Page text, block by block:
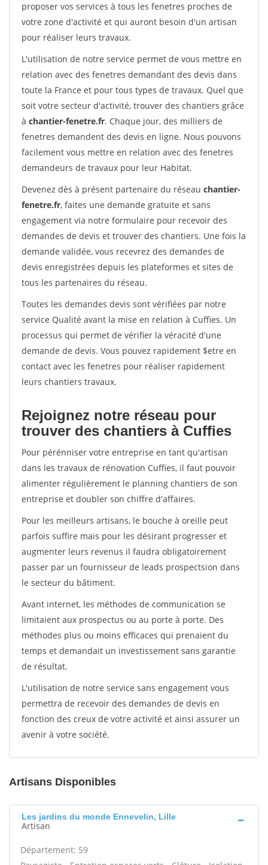
proposer vos services à tous les fenetres proches de
votre zone d'activité et qui auront besoin d'un artisan
pour réaliser leurs travaux.
L'utilisation de notre service permet de vous mettre en
relation avec des fenetres demandant des devis dans
toute la France et pour tous types de travaux. Quel que
soit votre secteur d'activité, trouver des chantiers grâce
à chantier-fenetre.fr. Chaque jour, des milliers de
fenetres demandent des devis en ligne. Nous pouvons
facilement vous mettre en relation avec des fenetres
demandeurs de travaux pour leur Habitat.
Devenez dès à présent partenaire du réseau chantier-
fenetre.fr, faites une demande gratuite et sans
engagement via notre formulaire pour recevoir des
demandes de devis et trouver des chantiers. Une fois la
demande validée, vous recevrez des demandes de
devis enregistrées depuis les plateformes et sites de
tous les partenaires du réseau.
Toutes les demandes devis sont vérifiées par notre
service Qualité avant la mise en relation à Cuffies. Un
processus qui permet de vérifier la véracité d'une
demande de devis. Vous pouvez rapidement $etre en
contact avec les fenetres pour réaliser rapidement
leurs chantiers travaux.
Rejoignez notre réseau pour
trouver des chantiers à Cuffies
Pour pérénniser votre entreprise en tant qu'artisan
dans les travaux de rénovation Cuffies, il faut pouvoir
alimenter régulièrement le planning chantiers de son
entreprise et doubler son chiffre d'affaires.
Pour les meilleurs artisans, le bouche à oreille peut
parfois suffire mais pour les désirant progresser et
augmenter leurs revenus il faudra obligatoirement
passer par un fournisseur de leads prospectsion dans
le secteur du bâtiment.
Avant internet, les méthodes de communication se
limitaient aux prospectus ou au porte à porte. Des
méthodes plus ou moins efficaces qui prenaient du
temps et demandait un investissement sans garantie
de résultat.
L'utilisation de notre service sans engagement vous
permettra de recevoir des demandes de devis en
fonction des creux de votre activité et ainsi assurer un
avenir à votre société.
Artisans Disponibles
Les jardins du monde Ennevelin, Lille
Artisan
Département: 59